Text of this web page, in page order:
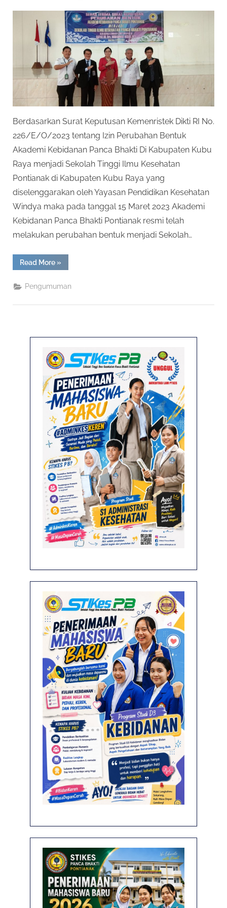
Berdasarkan Surat Keputusan Kemenristek Dikti RI No.
226/E/O/2023 tentang Izin Perubahan Bentuk
Akademi Kebidanan Panca Bhakti Di Kabupaten Kubu
Raya menjadi Sekolah Tinggi Ilmu Kesehatan
Pontianak di Kabupaten Kubu Raya yang
diselenggarakan oleh Yayasan Pendidikan Kesehatan
Windya maka pada tanggal 15 Maret 2023 Akademi
Kebidanan Panca Bhakti Pontianak resmi telah
melakukan perubahan bentuk menjadi Sekolah…
Read More“Penyerahan
SK
Bentuk
Akbid
STIKES”
»
Pengumuman